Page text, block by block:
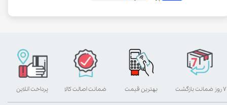
بهترین قیمت پرداخت آنلاین ۷ روز ضمانت بازگشت ضمانت اصالت کالا